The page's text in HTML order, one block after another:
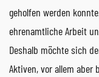
geholfen werden
ehrenamtliche Arbeit
Deshalb möchte sich
Aktiven, vor allem aber